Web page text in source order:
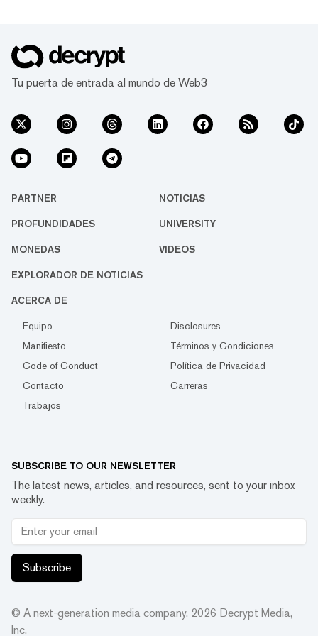
Tu puerta de entrada al mundo de Web3
PARTNER NOTICIAS
PROFUNDIDADES UNIVERSITY
MONEDAS VIDEOS
EXPLORADOR DE NOTICIAS
ACERCA DE
Equipo
Disclosures
Manifiesto
Términos y Condiciones
Code of Conduct
Política de Privacidad
Contacto
Carreras
Trabajos
SUBSCRIBE TO OUR NEWSLETTER
The latest news, articles, and resources, sent to your inbox
weekly.
Subscribe
© A next-generation media company. 2026 Decrypt Media,
Inc.